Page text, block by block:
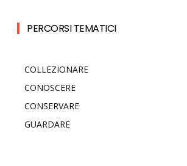
PERCORSI TEMATICI
COLLEZIONARE
CONOSCERE
CONSERVARE
GUARDARE